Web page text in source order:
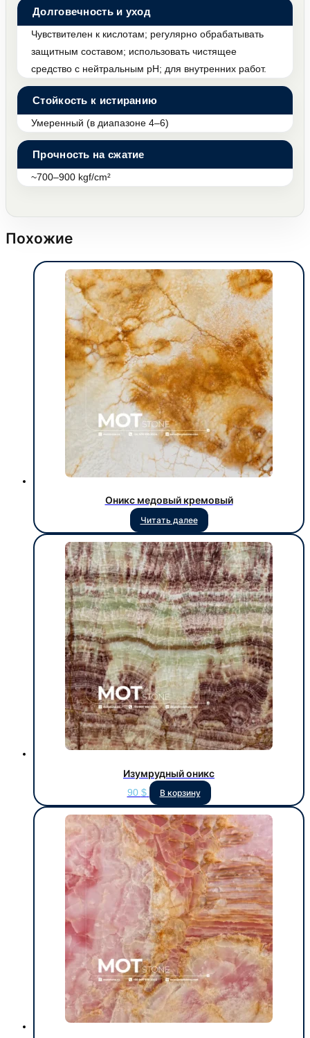
Долговечность и уход
Чувствителен к кислотам; регулярно обрабатывать
защитным составом; использовать чистящее
средство с нейтральным pH; для внутренних работ.
Стойкость к истиранию
Умеренный (в диапазоне 4–6)
Прочность на сжатие
~700–900 kgf/cm²
Похожие
Оникс медовый кремовый
Читать далее
Изумрудный оникс
90 $ В корзину